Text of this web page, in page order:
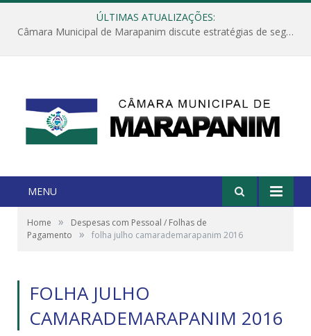
ÚLTIMAS ATUALIZAÇÕES:
Câmara Municipal de Marapanim discute estratégias de segurança com autoridades e poder executivo
MENU
Home »
Despesas com Pessoal / Folhas de
Pagamento
» folha julho camarademarapanim 2016
FOLHA JULHO
CAMARADEMARAPANIM 2016